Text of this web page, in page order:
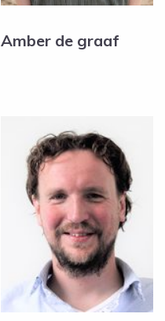
Amber de graaf